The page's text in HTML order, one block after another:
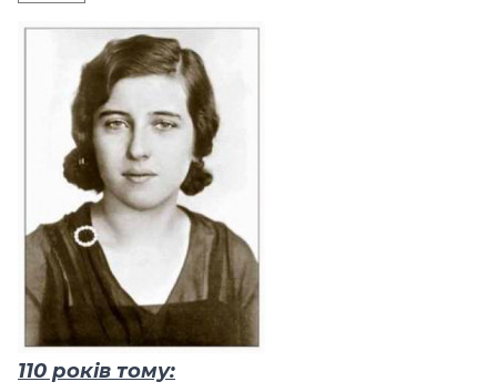
110 років тому: